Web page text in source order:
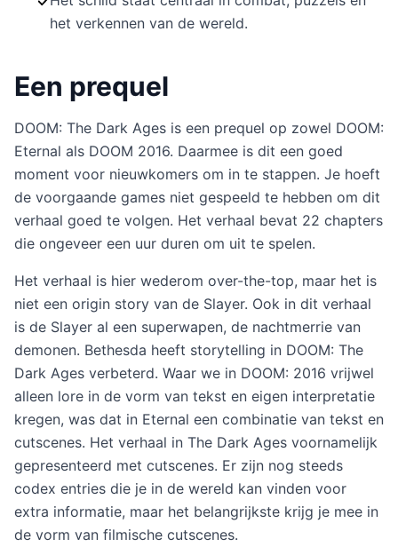
het verkennen van de wereld.
Een prequel
DOOM: The Dark Ages is een prequel op zowel DOOM:
Eternal als DOOM 2016. Daarmee is dit een goed
moment voor nieuwkomers om in te stappen. Je hoeft
de voorgaande games niet gespeeld te hebben om dit
verhaal goed te volgen. Het verhaal bevat 22 chapters
die ongeveer een uur duren om uit te spelen.
Het verhaal is hier wederom over-the-top, maar het is
niet een origin story van de Slayer. Ook in dit verhaal
is de Slayer al een superwapen, de nachtmerrie van
demonen. Bethesda heeft storytelling in DOOM: The
Dark Ages verbeterd. Waar we in DOOM: 2016 vrijwel
alleen lore in de vorm van tekst en eigen interpretatie
kregen, was dat in Eternal een combinatie van tekst en
cutscenes. Het verhaal in The Dark Ages voornamelijk
gepresenteerd met cutscenes. Er zijn nog steeds
codex entries die je in de wereld kan vinden voor
extra informatie, maar het belangrijkste krijg je mee in
de vorm van filmische cutscenes.